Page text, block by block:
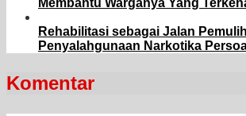
Membantu Warganya Yang
Rehabilitasi sebagai Jalan
Penyalahgunaan Narkotika
Komentar